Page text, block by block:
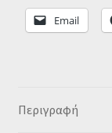
Email
Περιγραφή